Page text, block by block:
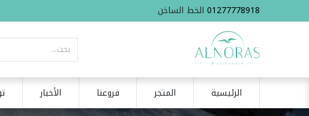
01277778918 الخط الساخن
الرئيسية المتجر فروعنا الأخبار